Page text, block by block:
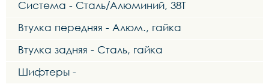
Система - Сталь/Алюминий, 38Т
Втулка передняя - Алюм., гайка
Втулка задняя - Сталь, гайка
Шифтеры -